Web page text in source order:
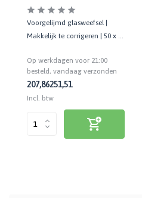
Voorgelijmd glasweefsel |
Makkelijk te corrigeren | 50 x 1
Op werkdagen voor 21:00
besteld, vandaag verzonden
207,86251,51
Incl. btw